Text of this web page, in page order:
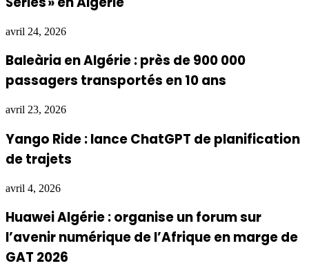
avril 24, 2026
Baleària en Algérie : près de 900 000
passagers transportés en 10 ans
avril 23, 2026
Yango Ride : lance ChatGPT de planification
de trajets
avril 4, 2026
Huawei Algérie : organise un forum sur
l’avenir numérique de l’Afrique en marge de
GAT 2026